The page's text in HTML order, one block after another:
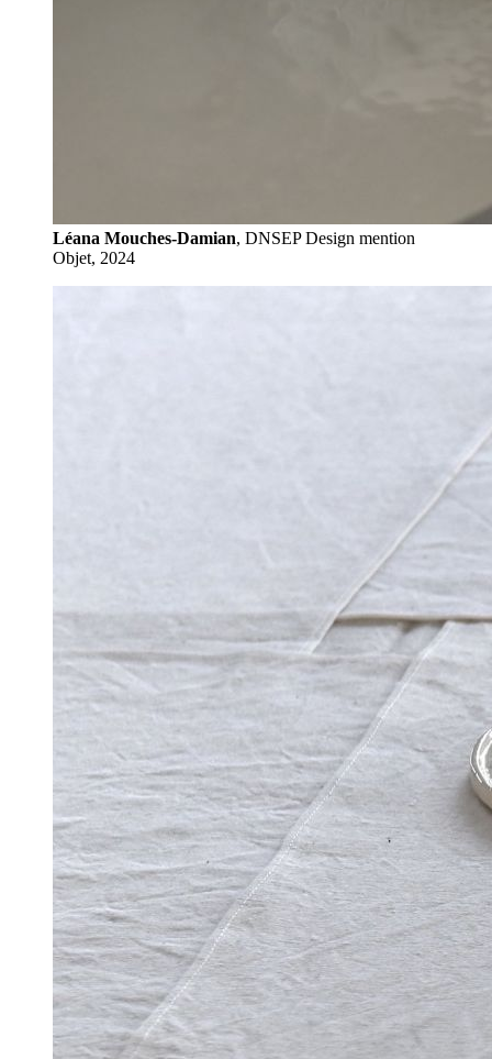
Léana Mouches-Damian, DNSEP Design mention
Objet, 2024